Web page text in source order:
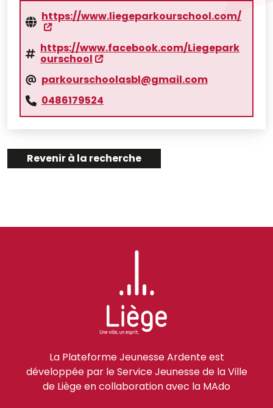
https://www.liegeparkourschool.com/
https://www.facebook.com/Liegepark
ourschool
parkourschoolasbl@gmail.com
0486179524
Revenir à la recherche
La Plateforme Jeunesse Ardente est
développée par le Service Jeunesse de la Ville
de Liège en collaboration avec la MAdo